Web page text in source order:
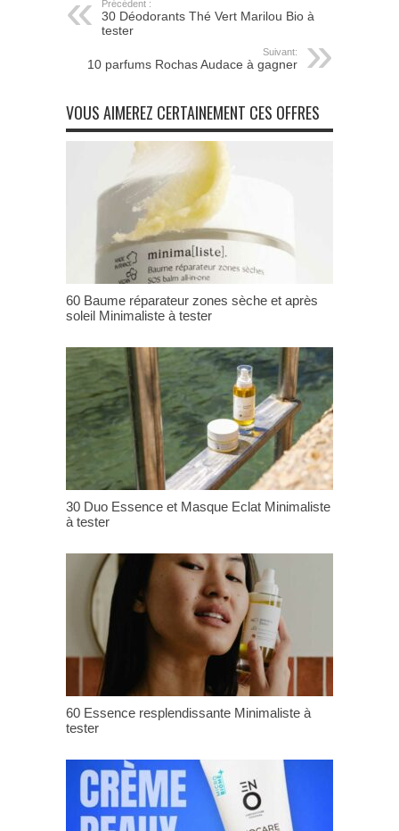
Précédent :
30 Déodorants Thé Vert Marilou Bio à
tester
Suivant:
10 parfums Rochas Audace à gagner
VOUS AIMEREZ CERTAINEMENT CES OFFRES
60 Baume réparateur zones sèche et après
soleil Minimaliste à tester
30 Duo Essence et Masque Eclat Minimaliste
à tester
60 Essence resplendissante Minimaliste à
tester